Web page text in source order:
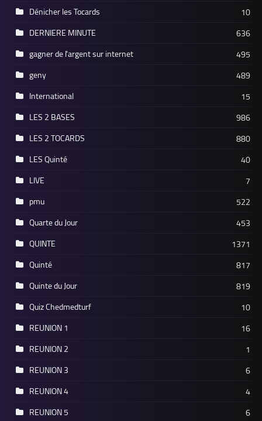
Dénicher les Tocards
10
DERNIERE MINUTE
636
gagner de l'argent sur internet
495
geny
489
International
15
LES 2 BASES
986
LES 2 TOCARDS
880
LES Quinté
40
LIVE
7
pmu
522
Quarte du Jour
453
QUINTE
1371
Quinté
817
Quinte du Jour
819
Quiz Chedmedturf
10
REUNION 1
16
REUNION 2
1
REUNION 3
6
REUNION 4
4
REUNION 5
6